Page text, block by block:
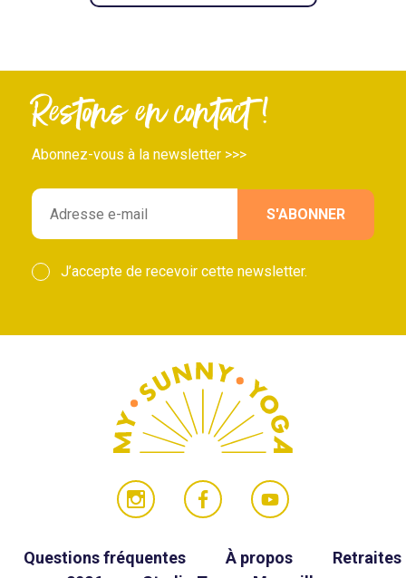
Restons en contact !
Abonnez-vous à la newsletter >>>
J’accepte de recevoir cette newsletter.
Questions fréquentes À propos
Retraites